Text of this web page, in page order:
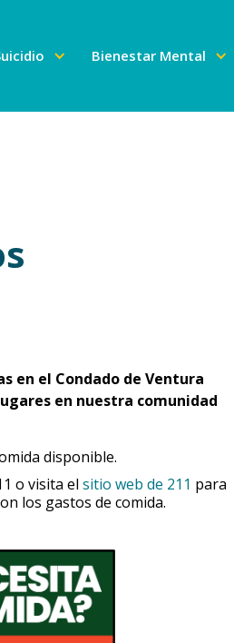
Bienestar Mental
en el Condado de Ventura
en nuestra comunidad
disponible.
o visita el sitio web de 211 para
los gastos de comida.